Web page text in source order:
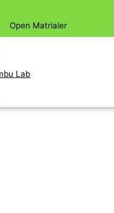
Open Matrialer
Lab